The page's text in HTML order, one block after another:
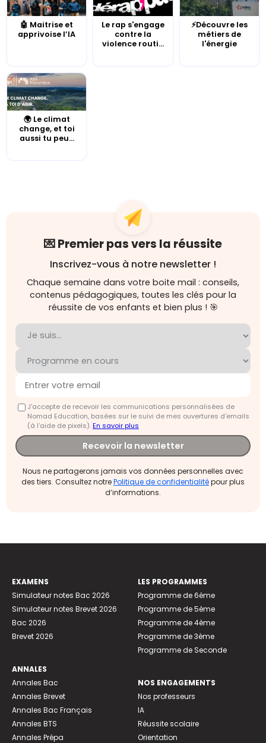
🤖 Maitrise et
apprivoise l’IA
Le rap s'engage
contre la
violence routi...
⚡Découvre les
métiers de
l'énergie
🌍 Le climat
change, et toi
aussi tu peu...
💌 Premier pas vers la réussite
Inscrivez-vous à notre newsletter !
Chaque semaine dans votre boite mail : conseils,
contenus pédagogiques, toutes les clés pour la
réussite de vos enfants et bien plus ! 🎯
J'accepte de recevoir les communications personnalisées de
Nomad Education, basées sur le suivi de mes ouvertures d'emails
(à l’aide de pixels).En savoir plus
Recevoir la newsletter
Nous ne partagerons jamais vos données personnelles avec
des tiers. Consultez notrePolitique de confidentialitépour plus
d’informations.
EXAMENS
Simulateur notes Bac 2026
Simulateur notes Brevet 2026
Bac 2026
Brevet 2026
ANNALES
Annales Bac
Annales Brevet
Annales Bac Français
Annales BTS
Annales Prépa
LES PROGRAMMES
Programme de 6ème
Programme de 5ème
Programme de 4ème
Programme de 3ème
Programme de Seconde
NOS ENGAGEMENTS
Nos professeurs
IA
Réussite scolaire
Orientation